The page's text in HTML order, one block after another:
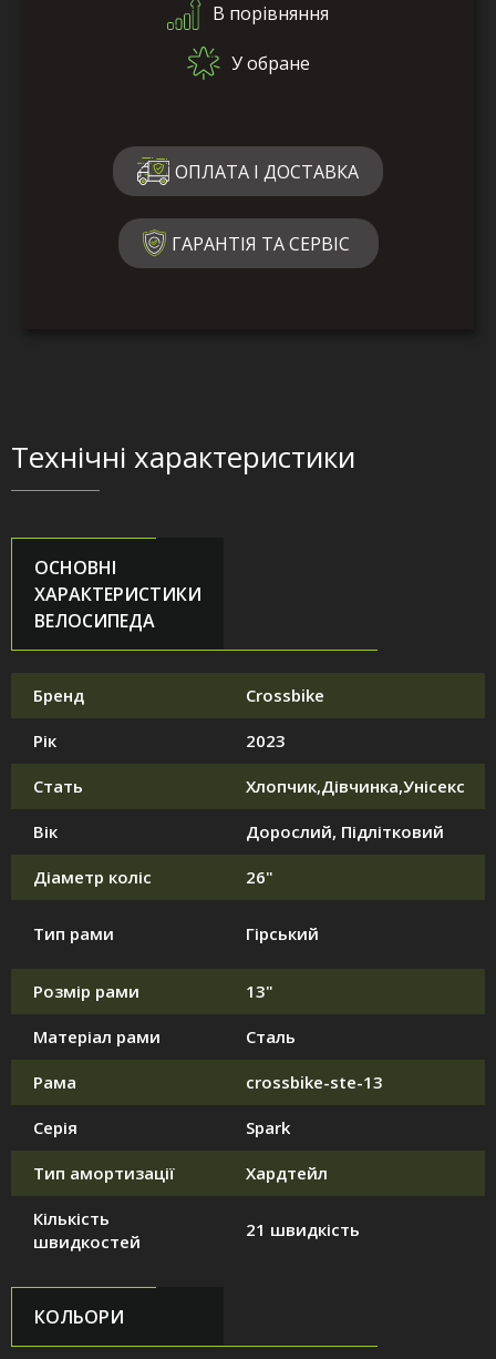
В порівняння
У обране
ОПЛАТА І ДОСТАВКА
ГАРАНТІЯ ТА СЕРВІС
Технічні характеристики
ОСНОВНІ
ХАРАКТЕРИСТИКИ
ВЕЛОСИПЕДА
Бренд Crossbike
Рік 2023
Стать Хлопчик,Дівчинка,Унісекс
Вік Дорослий, Підлітковий
Діаметр коліс 26"
Тип рами Гірський
Розмір рами 13"
Матеріал рами Сталь
Рама crossbike-ste-13
Серія Spark
Тип амортизації Хардтейл
Кількість
швидкостей
21 швидкість
КОЛЬОРИ